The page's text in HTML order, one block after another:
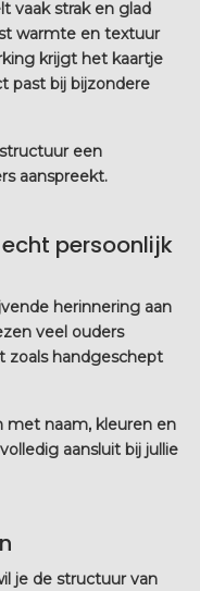
vaak strak en glad
warmte en textuur
krijgt het kaartje
past bij bijzondere
een
aanspreekt.
persoonlijk
herinnering aan
veel ouders
zoals handgeschept
met naam, kleuren en
aansluit bij jullie
je de structuur van